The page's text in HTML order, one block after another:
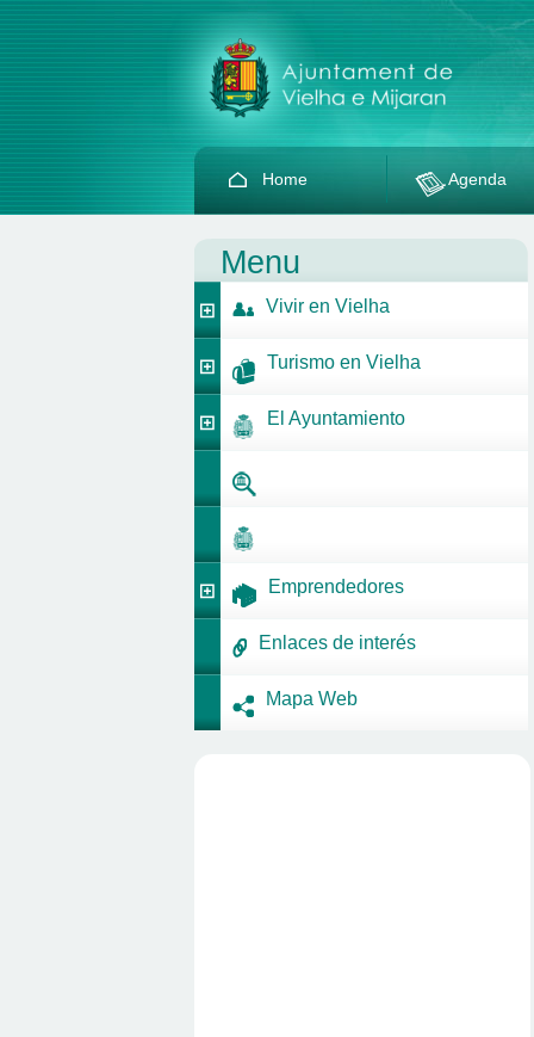
Home Agenda
Menu
Vivir en Vielha
Turismo en Vielha
El Ayuntamiento
Emprendedores
Enlaces de interés
Mapa Web